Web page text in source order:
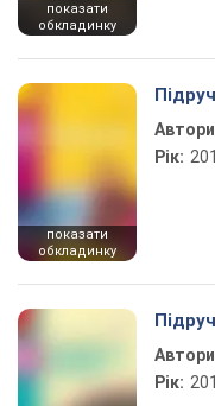
показати
обкладинку
показати
обкладинку
Рік:
Рік: